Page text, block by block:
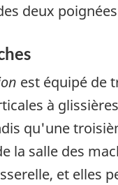
deux
est équipé de
à
qu'une
la salle des
et elles